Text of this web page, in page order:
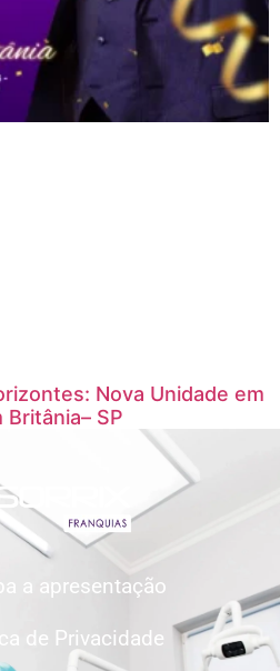
Nova Unidade em
Britânia– SP
a apresentação
de Privacidade